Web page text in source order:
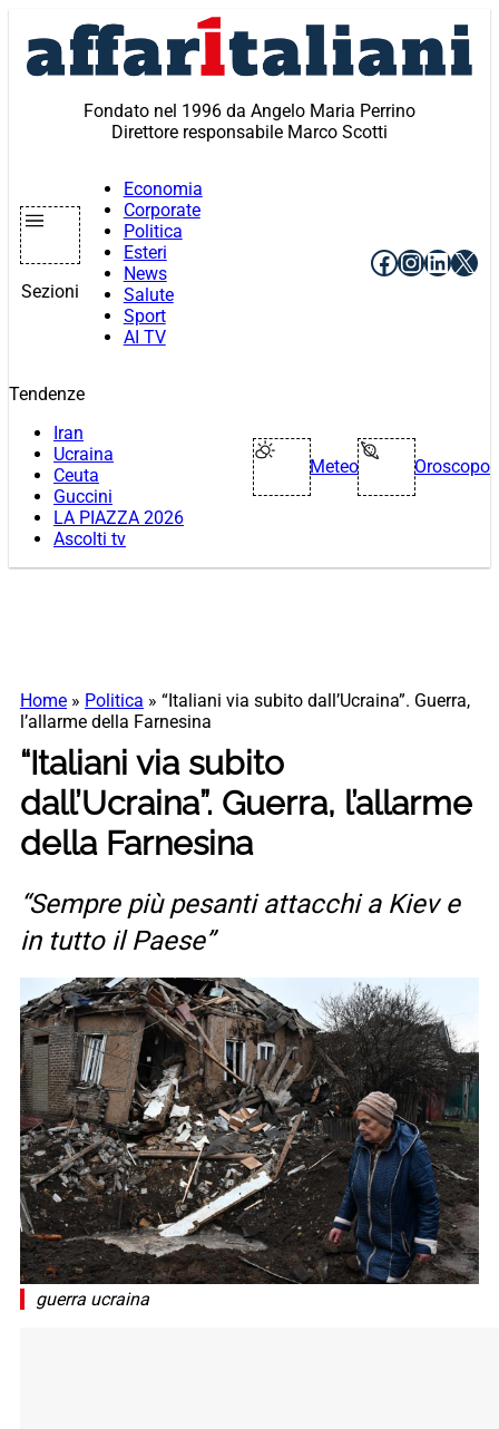
contenuto
Fondato nel 1996 da Angelo Maria Perrino
Direttore responsabile Marco Scotti
Sezioni
Economia
Corporate
Politica
Esteri
News
Salute
Sport
AI TV
Facebook
X
Tendenze
Iran
Ucraina
Ceuta
Guccini
LA PIAZZA 2026
Ascolti tv
Meteo Oroscopo
Home » Politica » “Italiani via subito dall’Ucraina”. Guerra,
l’allarme della Farnesina
“Italiani via subito
dall’Ucraina”. Guerra, l’allarme
della Farnesina
“Sempre più pesanti attacchi a Kiev e
in tutto il Paese”
guerra ucraina